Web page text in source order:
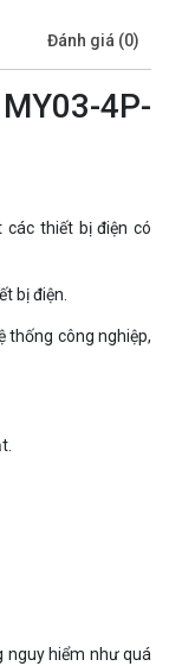
Đánh giá (0)
4P-
các thiết bị điện có
bị điện.
thống công nghiệp,
nguy hiểm như quá